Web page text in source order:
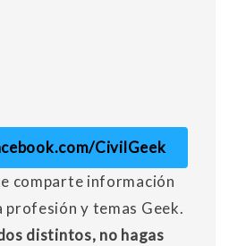
CivilGeek
comparte información
profesión y temas Geek.
distintos, no hagas